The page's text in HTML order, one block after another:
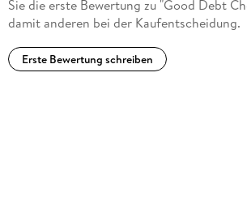
Sie die erste Bewertung zu "Good Debt
damit anderen bei der Kaufentscheidung.
Erste Bewertung schreiben